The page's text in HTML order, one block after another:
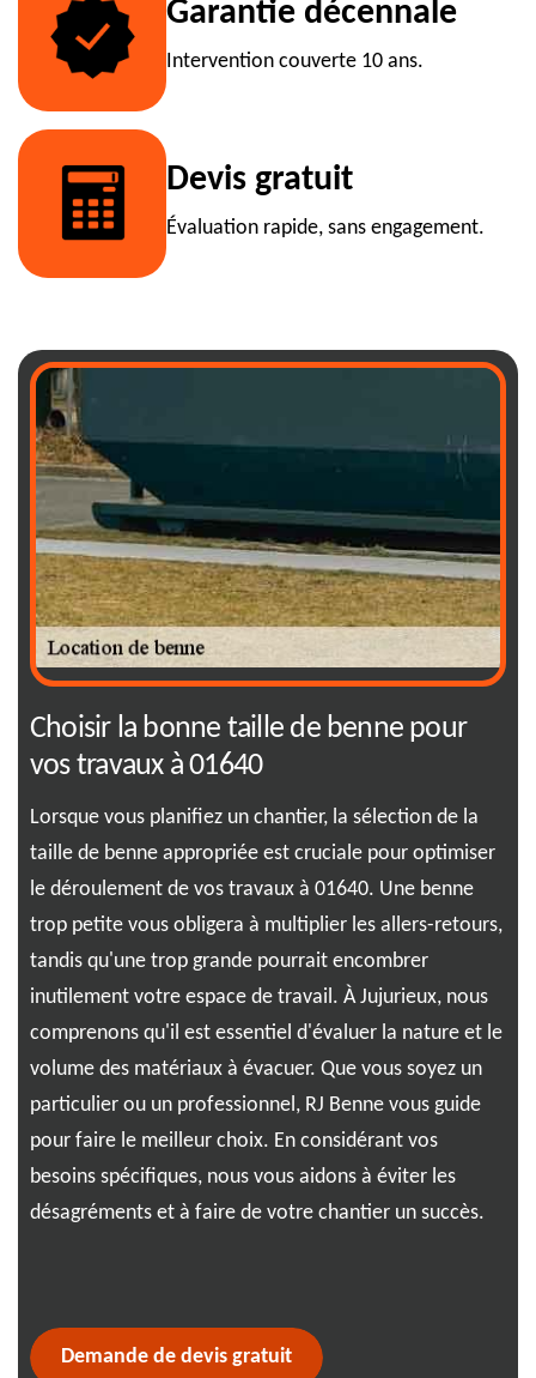
Garantie décennale
Intervention couverte 10 ans.
Devis gratuit
Évaluation rapide, sans engagement.
Choisir la bonne taille de benne pour
vos travaux à 01640
Lorsque vous planifiez un chantier, la sélection de la
taille de benne appropriée est cruciale pour optimiser
le déroulement de vos travaux à 01640. Une benne
trop petite vous obligera à multiplier les allers-retours,
tandis qu'une trop grande pourrait encombrer
inutilement votre espace de travail. À Jujurieux, nous
comprenons qu'il est essentiel d'évaluer la nature et le
volume des matériaux à évacuer. Que vous soyez un
particulier ou un professionnel, RJ Benne vous guide
pour faire le meilleur choix. En considérant vos
besoins spécifiques, nous vous aidons à éviter les
désagréments et à faire de votre chantier un succès.
Demande de devis gratuit